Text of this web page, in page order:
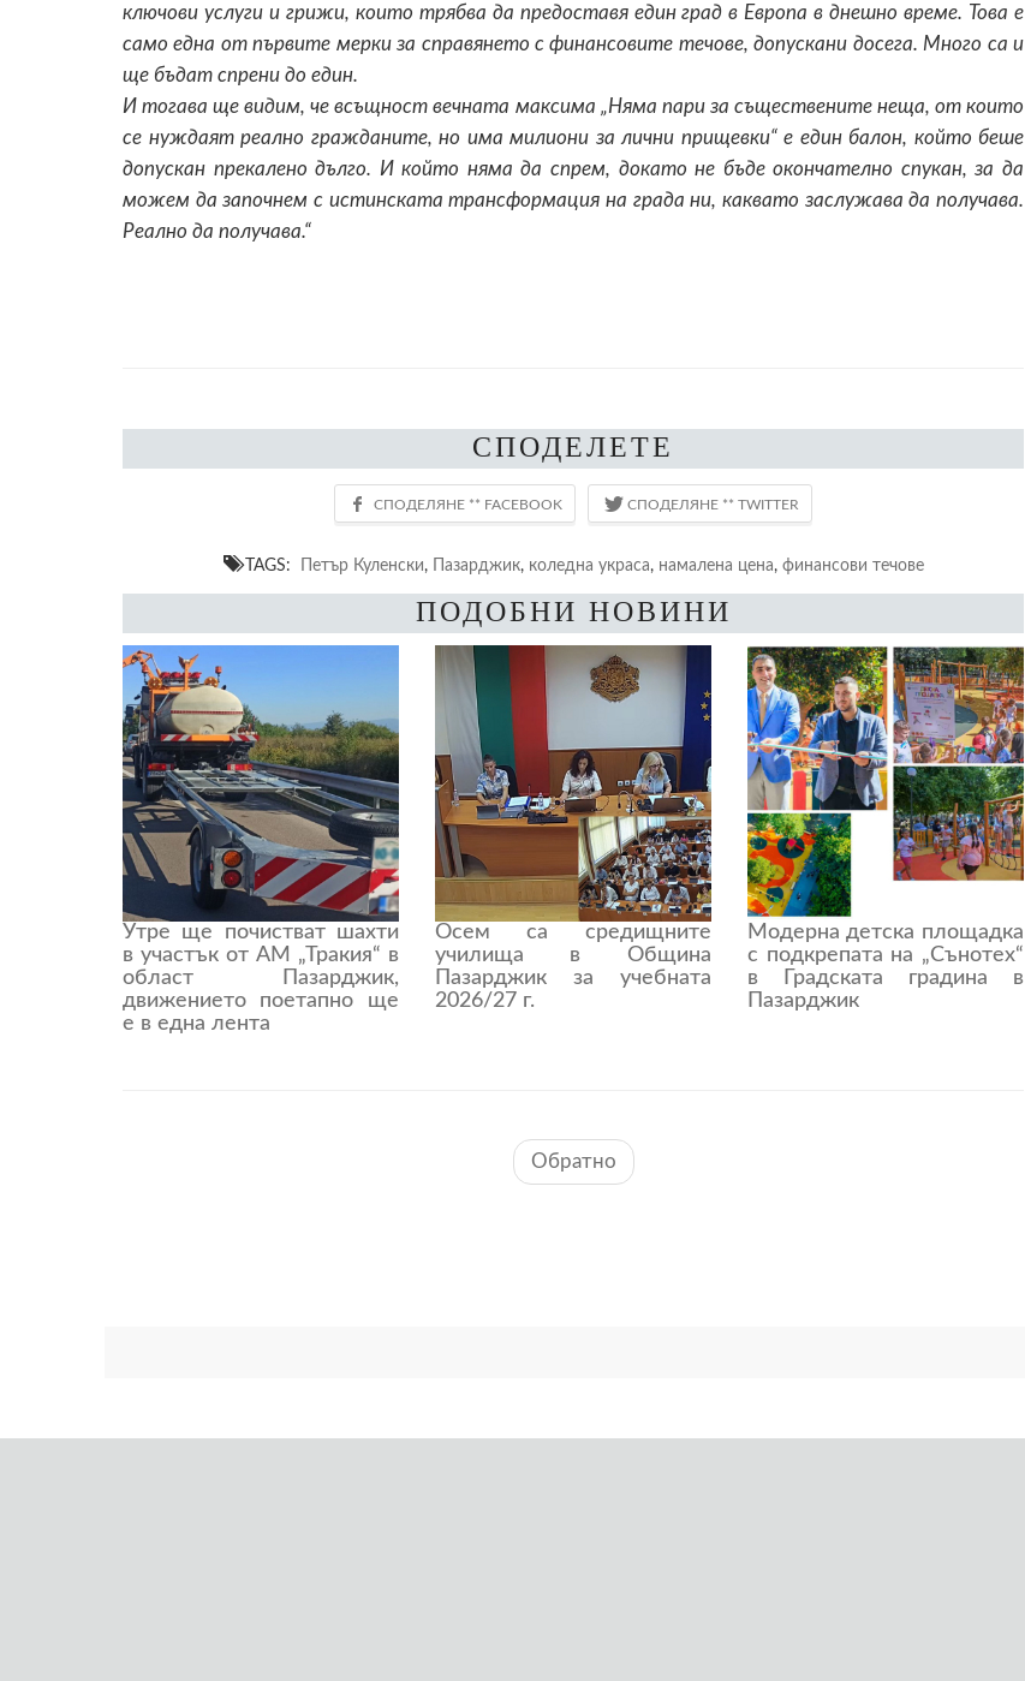
ключови услуги и грижи, които трябва да предоставя един град в Европа в днешно време. Това е
само една от първите мерки за справянето с финансовите течове, допускани досега. Много са и
ще бъдат спрени до един.
И тогава ще видим, че всъщност вечната максима „Няма пари за съществените неща, от които
се нуждаят реално гражданите, но има милиони за лични прищевки“ е един балон, който беше
допускан прекалено дълго. И който няма да спрем, докато не бъде окончателно спукан, за да
можем да започнем с истинската трансформация на града ни, каквато заслужава да получава.
Реално да получава.“
СПОДЕЛЕТЕ
TAGS: Петър Куленски, Пазарджик, коледна украса, намалена цена, финансови течове
ПОДОБНИ НОВИНИ
Утре ще почистват шахти
в участък от АМ „Тракия“ в
област Пазарджик,
движението поетапно ще
е в една лента
Осем са средищните
училища в Община
Пазарджик за учебната
2026/27 г.
Модерна детска площадка
с подкрепата на „Сънотех“
в Градската градина в
Пазарджик
Обратно